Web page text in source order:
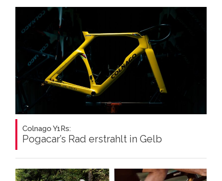
Colnago Y1Rs:
Pogacar’s Rad erstrahlt in Gelb